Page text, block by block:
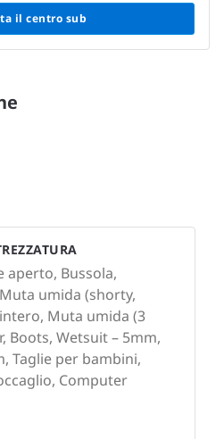
il centro sub
aperto, Bussola,
umida (shorty,
Muta umida (3
Boots, Wetsuit – 5mm,
Taglie per bambini,
Computer